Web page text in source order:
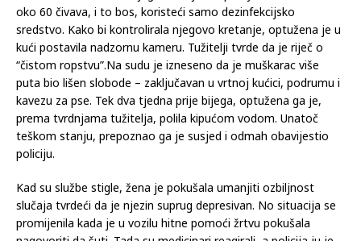
Prema navodima optužnice, žena je supruga više puta udarala
različitim predmetima, zaključavala ga te mu uskraćivala hranu
i osnovnu medicinsku njegu. Muž je bio prisiljen čistiti izmet
oko 60 čivava, i to bos, koristeći samo dezinfekcijsko
sredstvo. Kako bi kontrolirala njegovo kretanje, optužena je u
kući postavila nadzornu kameru. Tužitelji tvrde da je riječ o
“čistom ropstvu”.Na sudu je izneseno da je muškarac više
puta bio lišen slobode – zaključavan u vrtnoj kućici, podrumu i
kavezu za pse. Tek dva tjedna prije bijega, optužena ga je,
prema tvrdnjama tužitelja, polila kipućom vodom. Unatoč
teškom stanju, prepoznao ga je susjed i odmah obavijestio
policiju.